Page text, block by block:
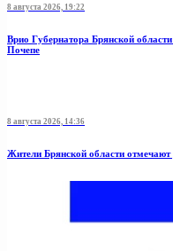
8 августа 2026, 19:22
Врио Губернатора Брянской
Почепе
8 августа 2026, 14:36
Жители Брянской области отмечают